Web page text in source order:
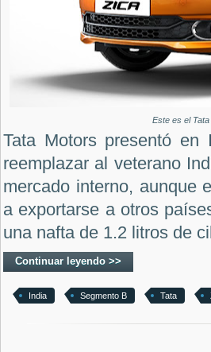
Este es el
Tata Motors presentó
reemplazar al veterano
mercado interno, aunque
a exportarse a otros
una nafta de 1.2 litros de
Continuar leyendo >>
India Segmento B Tata